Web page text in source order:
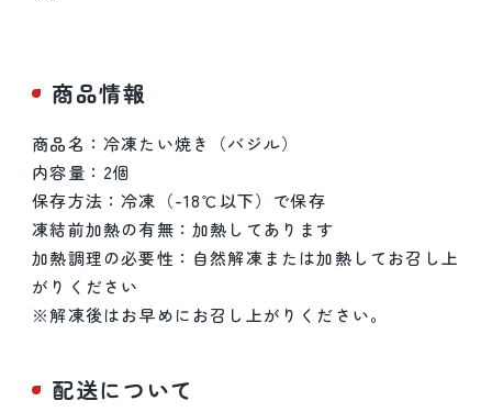
商品情報
商品名：冷凍たい焼き（バジル）
内容量：2個
保存方法：冷凍（-18℃以下）で保存
凍結前加熱の有無：加熱してあります
加熱調理の必要性：自然解凍または加熱してお召し上
がりください
※解凍後はお早めにお召し上がりください。
配送について